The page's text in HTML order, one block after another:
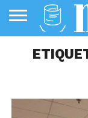
PÚBLICA
SANIDAD
INVESTIGACIÓN
ENTREVISTAS
DE LA SALUD
INFOGRAFÍAS
DE SALUD
OPINIÓN